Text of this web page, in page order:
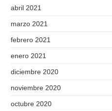
abril 2021
marzo 2021
febrero 2021
enero 2021
diciembre 2020
noviembre 2020
octubre 2020